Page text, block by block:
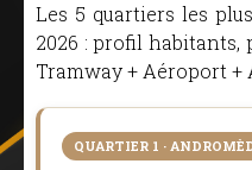
Les 5 quartiers les
2026 : profil habitants,
Tramway + Aéroport +
QUARTIER 1 ·